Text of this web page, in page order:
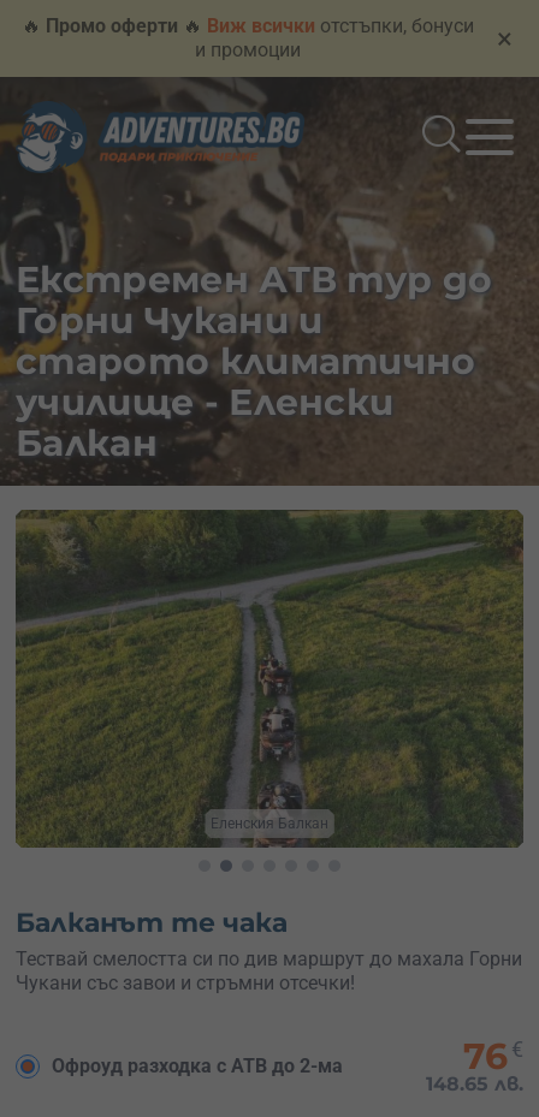
🔥 Промо оферти 🔥 Виж всички отстъпки, бонуси
и промоции
×
Екстремен АТВ тур до
Горни Чукани и
старото климатично
училище - Еленски
Балкан
Офроуд приключение
Балканът те чака
Тествай смелостта си по див маршрут до махала Горни
Чукани със завои и стръмни отсечки!
Офроуд разходка с АТВ до 2-ма 76€
148.65 лв.